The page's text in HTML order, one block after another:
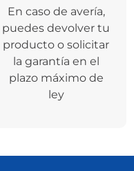
En caso de avería,
puedes devolver tu
producto o solicitar
la garantía en el
plazo máximo de
ley